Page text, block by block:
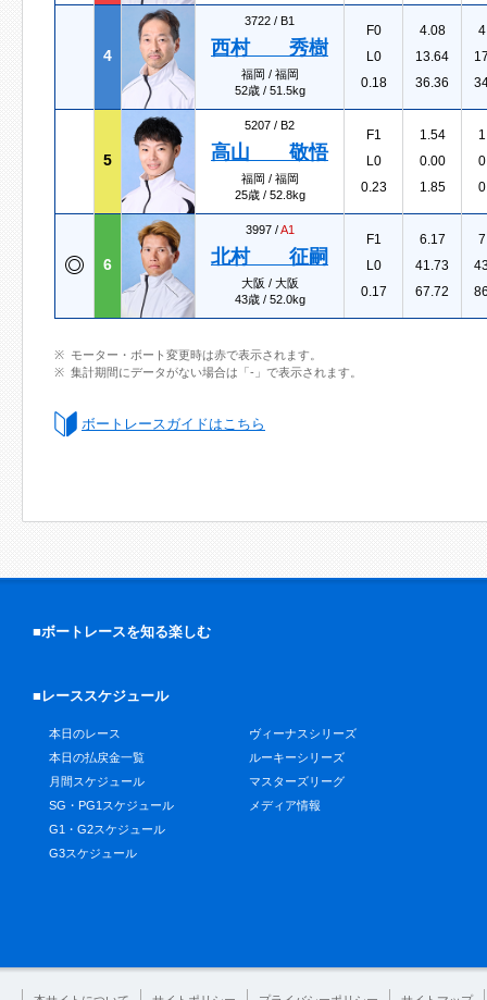
4
3722 / B1
西村 秀樹
福岡 / 福岡
52歳 / 51.5kg
F0
L0
0.18
4.08
13.64
36.36
5
5207 / B2
高山 敬悟
福岡 / 福岡
25歳 / 52.8kg
F1
L0
0.23
1.54
0.00
1.85
6
3997 /A1
北村 征嗣
大阪 / 大阪
43歳 / 52.0kg
F1
L0
0.17
6.17
41.73
67.72
モーター・ボート変更時は赤で表示されます。
集計期間にデータがない場合は「-」で表示されます。
ボートレースガイドはこちら
■ボートレースを知る楽しむ
■レーススケジュール
本日のレース
本日の払戻金一覧
月間スケジュール
SG・PG1スケジュール
G1・G2スケジュール
G3スケジュール
ヴィーナスシリーズ
ルーキーシリーズ
マスターズリーグ
メディア情報